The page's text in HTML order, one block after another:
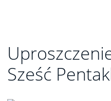
Sześć